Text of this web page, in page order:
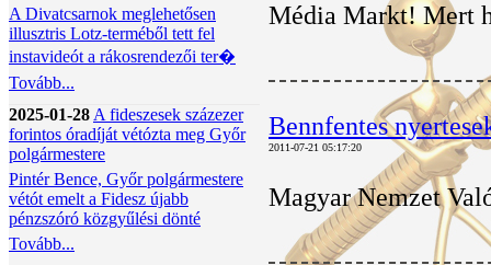
A Divatcsarnok meglehetősen
illusztris Lotz-terméből tett fel
instavideót a rákosrendezői ter�
Tovább...
2025-01-28 A fideszesek százezer
forintos óradíját vétózta meg Győr
polgármestere
Pintér Bence, Győr polgármestere
vétót emelt a Fidesz újabb
pénzszóró közgyűlési dönté
Tovább...
Média Markt! Mert
Bennfentes
2011-07-21 05:17:20
Magyar Nemzet